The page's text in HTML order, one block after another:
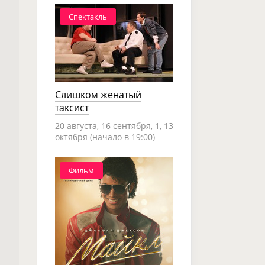
Спектакль
Слишком женатый
таксист
20 августа, 16 сентября, 1, 13
октября (начало в 19:00)
Фильм